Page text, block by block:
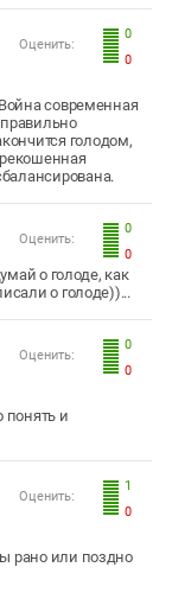
0
0
Оценить:
современная
голодом,
0
0
Оценить:
о голоде, как
о голоде))...
0
0
Оценить:
понять и
1
0
Оценить:
рано или поздно